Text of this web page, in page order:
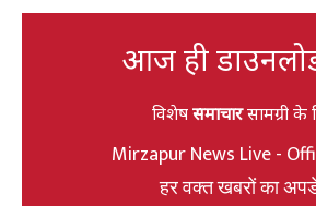
आज ही
विशेषसमाचारसामग्री के
Mirzapur News Live -
हर वक्त खबरों का